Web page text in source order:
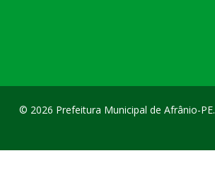
© 2026 Prefeitura Municipal de Afrânio-PE.